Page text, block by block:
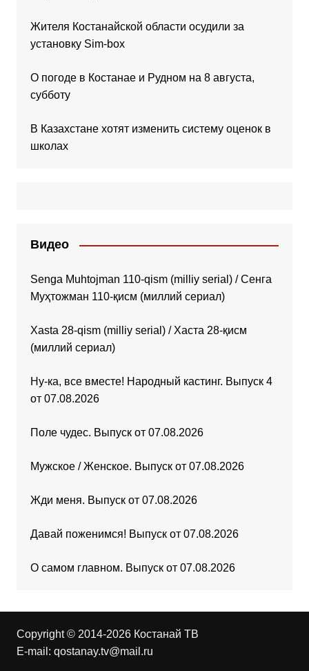
Жителя Костанайской области осудили за
установку Sim-box
О погоде в Костанае и Рудном на 8 августа,
субботу
В Казахстане хотят изменить систему оценок в
школах
Видео
Senga Muhtojman 110-qism (milliy serial) / Сенга
Муҳтожман 110-қисм (миллий сериал)
Xasta 28-qism (milliy serial) / Хаста 28-қисм
(миллий сериал)
Ну-ка, все вместе! Народный кастинг. Выпуск 4
от 07.08.2026
Поле чудес. Выпуск от 07.08.2026
Мужское / Женское. Выпуск от 07.08.2026
Жди меня. Выпуск от 07.08.2026
Давай поженимся! Выпуск от 07.08.2026
О самом главном. Выпуск от 07.08.2026
Copyright © 2014-2026 Костанай ТВ
E-mail: qostanay.tv@mail.ru